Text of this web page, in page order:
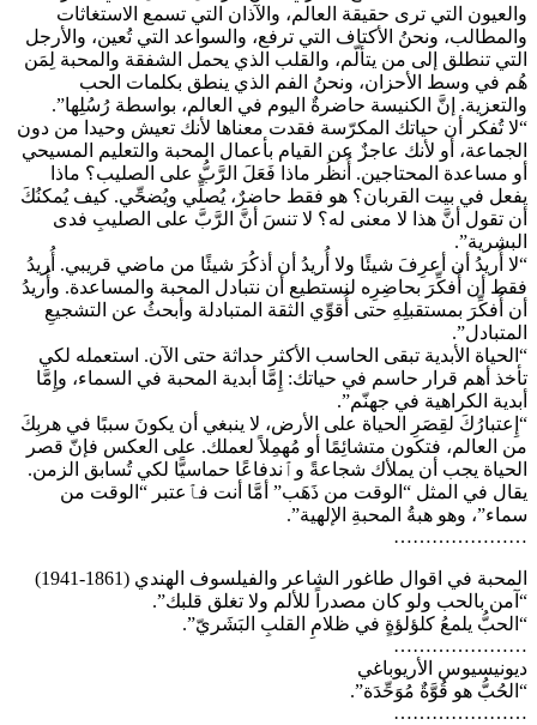
والعيون التي ترى حقيقة العالم، والآذان التي تسمع الاستغاثات
والمطالب، ونحنُ الأكتاف التي ترفع، والسواعد التي تُعين، والأرجل
التي تنطلق إلى من يتألّم، والقلب الذي يحمل الشفقة والمحبة لِمَن
هُم في وسط الأحزان، ونحنُ الفم الذي ينطق بكلمات الحب
والتعزية. إنَّ الكنيسة حاضرةٌ اليوم في العالم، بواسطة رُسُلِها”.
“لا تُفكر أن حياتك المكرّسة فقدت معناها لأنك تعيش وحيدا من دون
الجماعة، أو لأنك عاجزٌ عن القيام بأعمال المحبة والتعليم المسيحي
أو مساعدة المحتاجين. أُنظُر ماذا فَعَلَ الرَّبُّ على الصليب؟ ماذا
يفعل في بيت القربان؟ هو فقط حاضرٌ، يُصلِّي ويُضحِّي. كيف يُمكنُكَ
أن تقول أنَّ هذا لا معنى له؟ لا تنسَ أنَّ الرَّبَّ على الصليبِ فدى
البشرية”.
“لا أُريدُ أن أعرِفَ شيئًا ولا أُريدُ أن أذكُرَ شيئًا من ماضي قريبي. أُريدُ
فقط أن أُفكِّرَ بحاضِرِه لنستطيع أن نتبادل المحبة والمساعدة. وأُريدُ
أن أُفكِّرَ بمستقبلِهِ حتى أُقوِّي الثقة المتبادلة وأبحثُ عن التشجيعِ
المتبادل”.
“الحياة الأبدية تبقى الحاسب الأكثر حداثة حتى الآن. استعمله لكي
تأخذ أهم قرار حاسم في حياتك: إِمَّا أبدية المحبة في السماء، وإِمَّا
أبدية الكراهية في جهنّم”.
“إِعتبارُكَ لقِصَرِ الحياة على الأرض، لا ينبغي أن يكونَ سببًا في هربِكَ
من العالم، فتكون متشائِمًا أو مُهمِلاً لعملك. على العكس فإنّ قصر
الحياة يجب أن يملأك شجاعةً وٱندفاعًا حماسيًّا لكي تُسابق الزمن.
يقال في المثل “الوقت من ذَهَب” أمَّا أنت فٱعتبر “الوقت من
سماء”، وهو هبةُ المحبةِ الإلهية”.
…………………
المحبة في اقوال طاغور الشاعر والفيلسوف الهندي (1861-1941)
“آمن بالحب ولو كان مصدراً للألم ولا تغلق قلبك”.
“الحبُّ يلمعُ كلؤلؤةٍ في ظلامِ القلبِ البَشَريّ”.
…………………
ديونيسيوس الأريوباغي
“الحُبُّ هو قُوَّةٌ مُوَحِّدَة”.
…………………